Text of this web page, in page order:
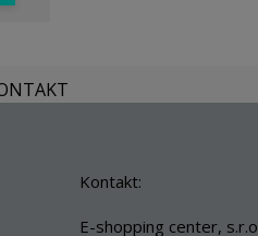
Kontakt:
E-shopping center, s.r.o